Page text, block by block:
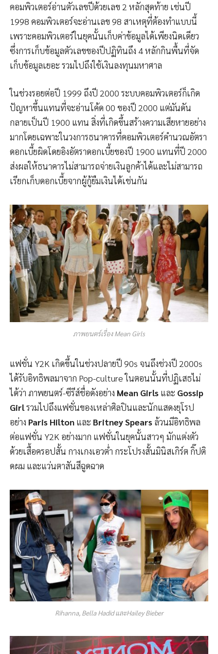
คอมพิวเตอร์อ่านตัวเลขปีด้วยเลข 2 หลักสุดท้าย เช่นปี
1998 คอมพิวเตอร์จะอ่านเลข 98 สาเหตุที่ต้องทำแบบนี้
เพราะคอมพิวเตอร์ในยุคนั้นเก็บค่าข้อมูลได้เพียงนิดเดียว
ซึ่งการเก็บข้อมูลตัวเลขของปีปฏิทินถึง 4 หลักกินพื้นที่จัด
เก็บข้อมูลเยอะ รวมไปถึงใช้เงินลงทุนมหาศาล
ในช่วงรอยต่อปี 1999 ถึงปี 2000 ระบบคอมพิวเตอร์ก็เกิด
ปัญหาขึ้นแทนที่จะอ่านโค้ด 00 ของปี 2000 แต่มันดัน
กลายเป็นปี 1900 แทน สิ่งที่เกิดขึ้นสร้างความเสียหายอย่าง
มากโดยเฉพาะในวงการธนาคารที่คอมพิวเตอร์คำนวณอัตรา
ดอกเบี้ยผิดโดยอิงอัตราดอกเบี้ยของปี 1900 แทนที่ปี 2000
ส่งผลให้ธนาคารไม่สามารถจ่ายเงินลูกค้าได้และไม่สามารถ
เรียกเก็บดอกเบี้ยจากผู้กู้ยืมเงินได้เช่นกัน
ภาพยนตร์เรื่อง Mean Girls
แฟชั่น Y2K เกิดขึ้นในช่วงปลายปี 90s จนถึงช่วงปี 2000s
ได้รับอิทธิพลมาจาก Pop-culture ในตอนนั้นที่ปฏิเสธไม่
ได้ว่า ภาพยนตร์-ซีรีส์ชื่อดังอย่าง Mean Girls และ Gossip
Girlรวมไปถึงแฟชั่นของเหล่าศิลปินและนักแสดงยุโรป
อย่าง Paris Hilton และ Britney Spears ล้วนมีอิทธิพล
ต่อแฟชั่น Y2K อย่างมาก แฟชั่นในยุคนั้นสาวๆ มักแต่งตัว
ด้วยเสื้อครอปสั้น กางเกงเอวต่ำ กระโปรงสั้นมินิสเกิร์ต กิ๊ปติ
ดผม และแว่นตาสันสีฉูดฉาด
Rihanna, Bella Hadid และHailey Bieber